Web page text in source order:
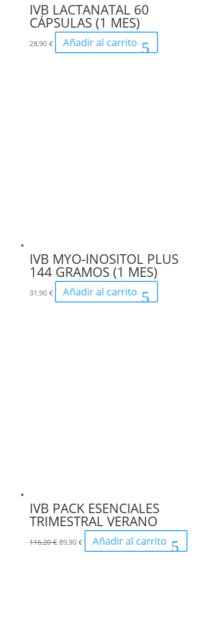
IVB LACTANATAL 60
CÁPSULAS (1 MES)
28,90 € Añadir al carrito
IVB MYO-INOSITOL PLUS
144 GRAMOS (1 MES)
31,90 € Añadir al carrito
IVB PACK ESENCIALES
TRIMESTRAL VERANO
116,20€ El
89,90 €El
precio
Añadir al carrito